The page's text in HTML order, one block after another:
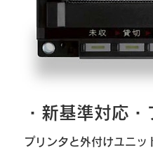
・新基準対応
プリンタと外付けユニッ